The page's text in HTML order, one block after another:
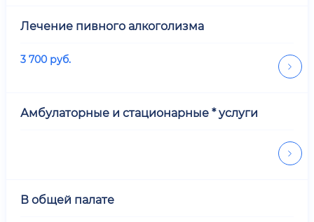
Лечение пивного алкоголизма
3 700 руб.
Амбулаторные и стационарные * услуги
В общей палате